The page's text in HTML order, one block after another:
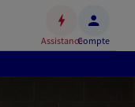
AssistanceCompte